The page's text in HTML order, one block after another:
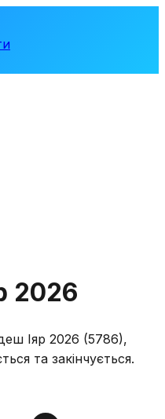
2026
Іяр 2026 (5786),
та закінчується.